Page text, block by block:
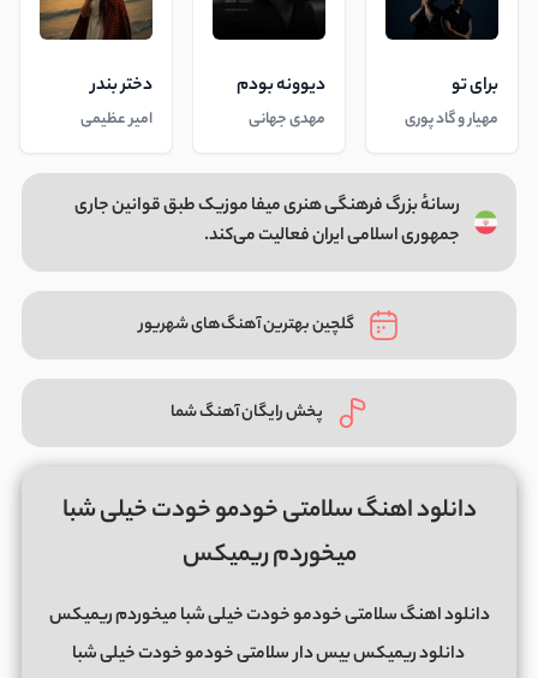
برای تو
مهیار و گاد پوری
دیوونه بودم
مهدی جهانی
دختر بندر
امیر عظیمی
رسانهٔ بزرگ فرهنگی هنری میفا موزیک طبق قوانین جاری
جمهوری اسلامی ایران فعالیت می‌کند.
گلچین بهترین آهنگ‌های شهریور
پخش رایگان آهنگ شما
دانلود اهنگ سلامتی خودمو خودت خیلی شبا
میخوردم ریمیکس
دانلود اهنگ سلامتی خودمو خودت خیلی شبا میخوردم ریمیکس
دانلود ریمیکس بیس دارسلامتی خودمو خودت خیلی شبا